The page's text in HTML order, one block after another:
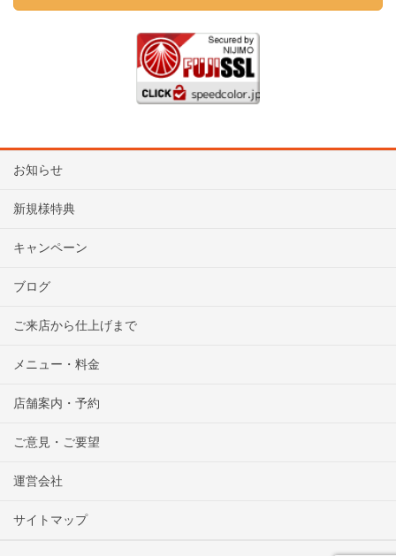
お知らせ
新規様特典
キャンペーン
ブログ
ご来店から仕上げまで
メニュー・料金
店舗案内・予約
ご意見・ご要望
運営会社
サイトマップ